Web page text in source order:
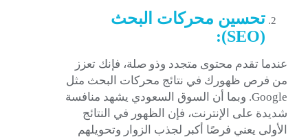
تحسين محركات البحث
(
SEO
):
عندما تقدم محتوى متجدد وذو صلة، فإنك تعزز
من فرص ظهورك في نتائج محركات البحث مثل
Google. وبما أن السوق السعودي يشهد منافسة
شديدة على الإنترنت، فإن الظهور في النتائج
الأولى يعني فرصًا أكبر لجذب الزوار وتحويلهم